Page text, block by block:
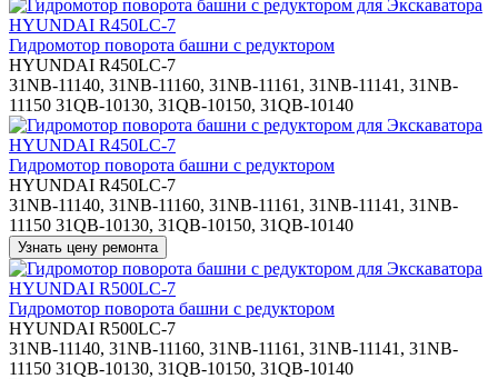
Гидромотор поворота башни с редуктором
HYUNDAI R450LC-7
31NB-11140, 31NB-11160, 31NB-11161, 31NB-11141, 31NB-
11150 31QB-10130, 31QB-10150, 31QB-10140
Гидромотор поворота башни с редуктором
HYUNDAI R450LC-7
31NB-11140, 31NB-11160, 31NB-11161, 31NB-11141, 31NB-
11150 31QB-10130, 31QB-10150, 31QB-10140
Гидромотор поворота башни с редуктором
HYUNDAI R500LC-7
31NB-11140, 31NB-11160, 31NB-11161, 31NB-11141, 31NB-
11150 31QB-10130, 31QB-10150, 31QB-10140